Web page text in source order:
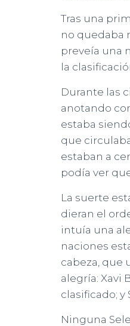
Tras una
no quedaba
preveía una
la
Durante las
anotando
estaba
que
estaban a
podía ver
La suerte
dieran el
intuía una
naciones
cabeza, que
alegría: Xavi
clasificado; y
Ninguna